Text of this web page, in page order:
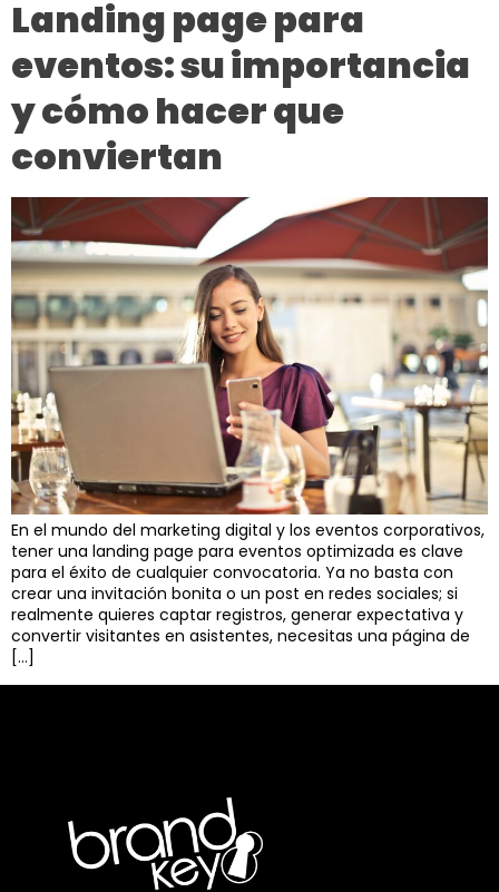
Landing page para
eventos: su importancia
y cómo hacer que
conviertan
En el mundo del marketing digital y los eventos corporativos,
tener una landing page para eventos optimizada es clave
para el éxito de cualquier convocatoria. Ya no basta con
crear una invitación bonita o un post en redes sociales; si
realmente quieres captar registros, generar expectativa y
convertir visitantes en asistentes, necesitas una página de
[…]